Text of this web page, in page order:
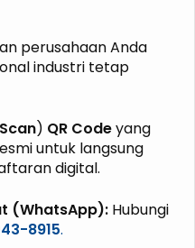
perusahaan Anda
industri tetap
Scan) QR Codeyang
untuk langsung
digital.
(WhatsApp): Hubungi
8915.